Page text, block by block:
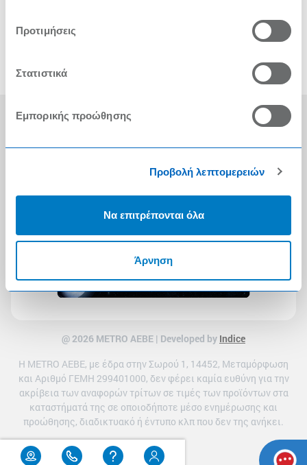
Προτιμήσεις
Στατιστικά
Εμπορικής προώθησης
Προβολή λεπτομερειών
Να επιτρέπονται όλα
Άρνηση
@ 2026 ΜETRO AEBE | Developed by Indice
Η METRO ΑΕΒΕ, με έδρα στην Σωρού 1, 14452, Μεταμόρφωση
και Αριθμό ΓΕΜΗ 299401000, δεν φέρει καμία ευθύνη για την
ακρίβεια των αναφορών τρίτων σε τιμές των προϊόντων στα
καταστήματά της σε οποιοδήποτε μέσο ενημέρωσης και
προώθησης, διαδικτυακό ή έντυπο κλπ που δεν της ανήκει.